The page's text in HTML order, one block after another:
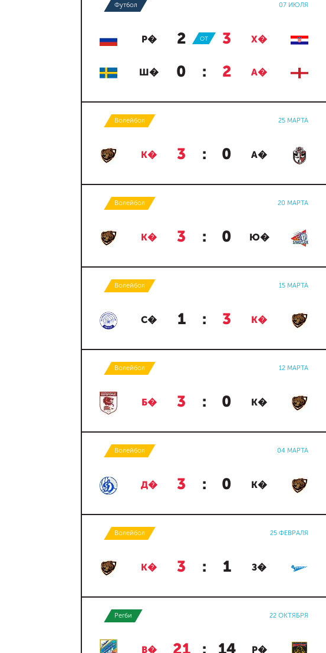
Футбол 07 ИЮЛЯ
Р� 2 : 3 Х�
ОТ
Ш� 0 : 2 А�
Волейбол 25 МАРТА
К� 3 : 0 А�
Волейбол 20 МАРТА
К� 3 : 0 Ю�
Волейбол 15 МАРТА
С� 1 : 3 К�
Волейбол 12 МАРТА
Б� 3 : 0 К�
Волейбол 04 МАРТА
Д� 3 : 0 К�
Волейбол 25 ФЕВРАЛЯ
К� 3 : 1 З�
Регби 22 ОКТЯБРЯ
В� 21 : 14 Р�